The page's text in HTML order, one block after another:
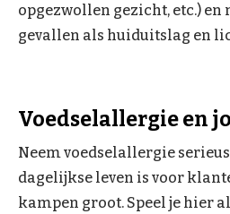
opgezwollen gezicht, etc.)
gevallen als huiduitslag en
Voedselallergie en
Neem voedselallergie
dagelijkse leven is voor
kampen groot. Speel je hier